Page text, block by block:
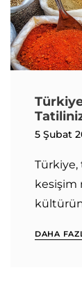
5 Şubat
kesişim
DAHA